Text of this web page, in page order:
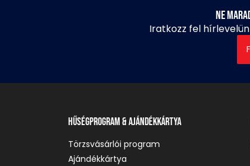
Ne
Iratkozz fel
Hűségprogram & Ajándékkártya
Törzsvásárlói program
Ajándékkártya